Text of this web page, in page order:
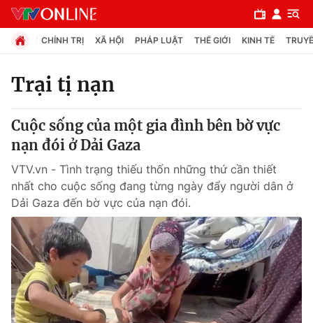
Chuyên mục
Chính trị
Xã hội
Pháp luật
Y tế
Thế giới
CHÍNH TRỊ XÃ HỘI PHÁP LUẬT THẾ GIỚI KINH TẾ
Trại tị nạn
Cuộc sống của một gia đình bên bờ vực
nạn đói ở Dải Gaza
VTV.vn - Tình trạng thiếu thốn những thứ cần thiết
nhất cho cuộc sống đang từng ngày đẩy người dân ở
Dải Gaza đến bờ vực của nạn đói.